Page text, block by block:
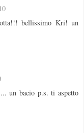
bellissimo Kri! un
un bacio p.s. ti aspetto